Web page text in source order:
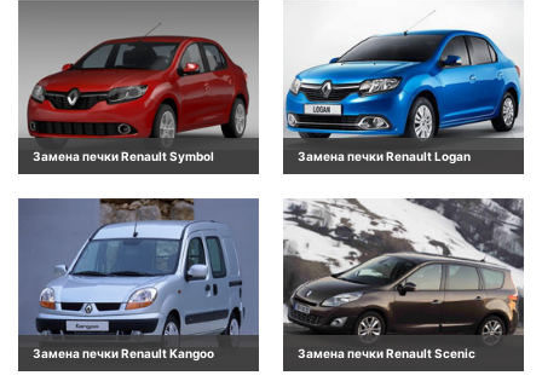
Замена печки Renault Symbol Замена печки Renault Logan
Замена печки Renault Kangoo Замена печки Renault Scenic